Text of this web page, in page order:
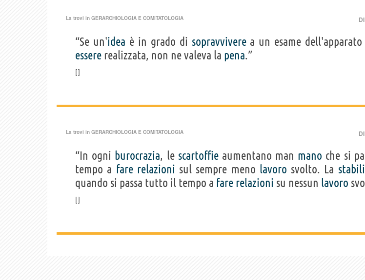
La trovi in GERARCHIOLOGIA E COMITATOLOGIA
“Se un'idea è in grado di sopravviverea un esame dell'apparato
essere realizzata, non ne valeva la pena.”
La trovi in GERARCHIOLOGIA E COMITATOLOGIA
“In ogni burocrazia, le scartoffieaumentano man mano che si
tempo a fare relazioni sul sempre meno lavoro svolto. La
quando si passa tutto il tempo a fare relazioni su nessun lavoro